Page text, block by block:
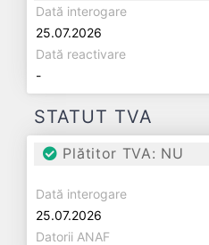
Dată interogare
25.07.2026
Dată reactivare
-
STATUT TVA
Plătitor TVA: NU
Dată interogare
25.07.2026
Datorii ANAF